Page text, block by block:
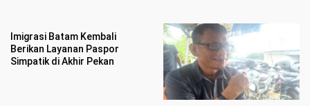
Imigrasi Batam Kembali
Berikan Layanan Paspor
Simpatik di Akhir Pekan